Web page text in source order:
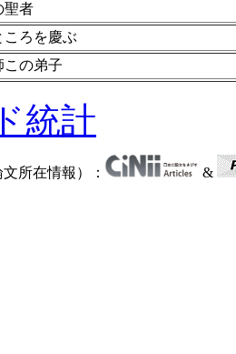
聖者
ころを慶ぶ
この弟子
統計
所在情報）： &